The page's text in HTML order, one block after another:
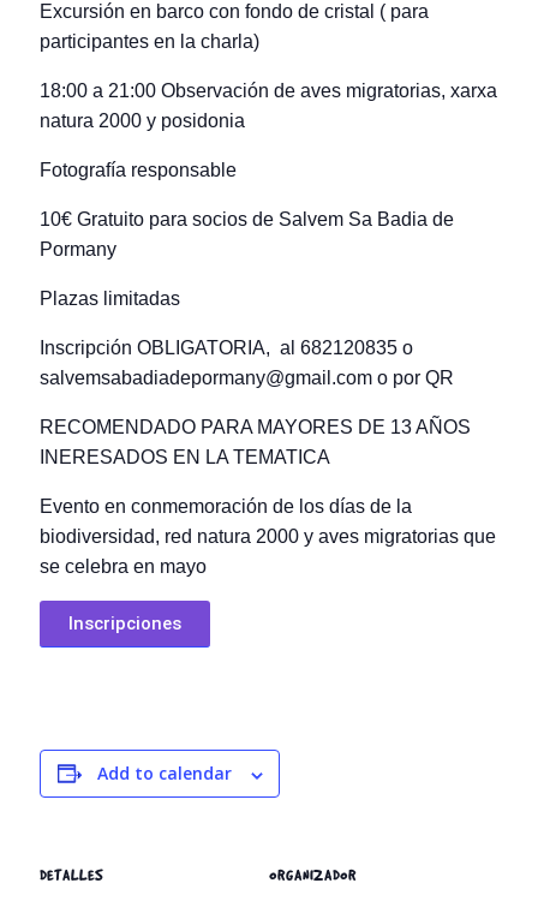
Excursión en barco con fondo de cristal ( para
participantes en la charla)
18:00 a 21:00 Observación de aves migratorias, xarxa
natura 2000 y posidonia
Fotografía responsable
10€ Gratuito para socios de Salvem Sa Badia de
Pormany
Plazas limitadas
Inscripción OBLIGATORIA, al 682120835 o
salvemsabadiadepormany@gmail.com o por QR
RECOMENDADO PARA MAYORES DE 13 AÑOS
INERESADOS EN LA TEMATICA
Evento en conmemoración de los días de la
biodiversidad, red natura 2000 y aves migratorias que
se celebra en mayo
Inscripciones
Add to calendar
DETALLES ORGANIZADOR